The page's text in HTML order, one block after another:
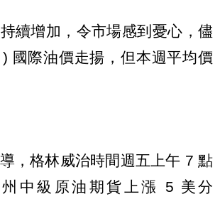
續增加，令市場感到憂心，儘
國際油價走揚，但本週平均價
，格林威治時間週五上午 7 點
中級原油期貨上漲 5 美分